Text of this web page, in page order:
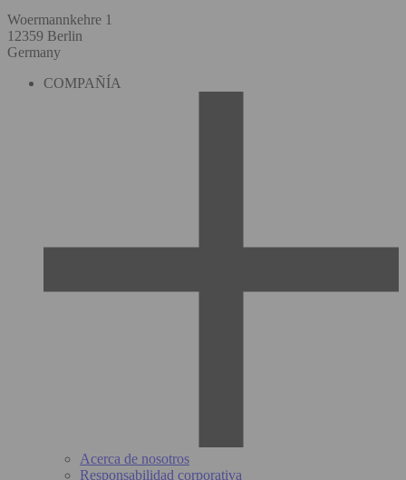
Woermannkehre 1
12359 Berlin
Germany
COMPAÑÍA
Acerca de nosotros
Responsabilidad corporativa